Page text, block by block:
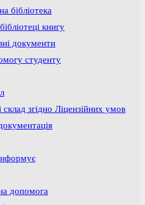
бібліотека
книгу
документи
студенту
згідно Ліцензійних умов
допомога